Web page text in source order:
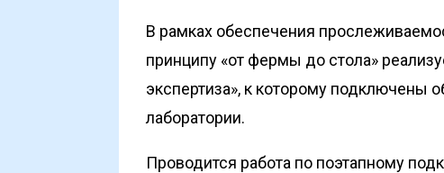
В рамках обеспечения
принципу «от фермы до стола»
экспертиза», к которому подключены
лаборатории.
Проводится работа по поэтапному